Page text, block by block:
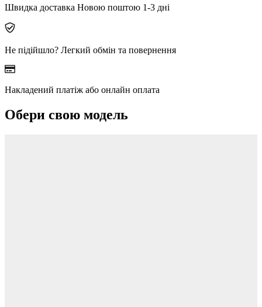
Швидка доставка Новою поштою 1-3 дні
Не підійшло? Легкий обмін та повернення
Накладений платіж або онлайн оплата
Обери свою модель